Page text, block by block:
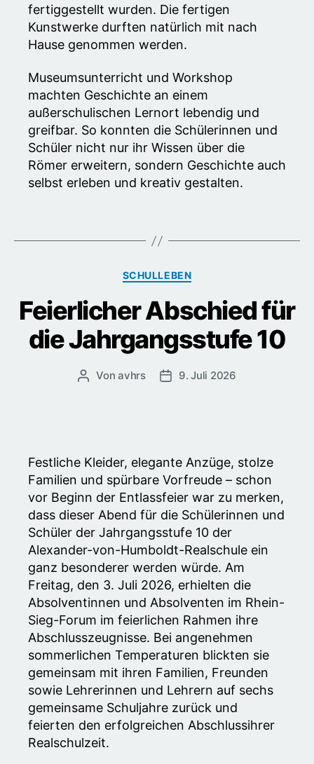
fertiggestellt wurden. Die fertigen
Kunstwerke durften natürlich mit nach
Hause genommen werden.
Museumsunterricht und Workshop
machten Geschichte an einem
außerschulischen Lernort lebendig und
greifbar. So konnten die Schülerinnen und
Schüler nicht nur ihr Wissen über die
Römer erweitern, sondern Geschichte auch
selbst erleben und kreativ gestalten.
Kategorien
SCHULLEBEN
Feierlicher Abschied für
die Jahrgangsstufe 10
Beitragsautor
Vonavhrs Veröffentlichungsdatum
9. Juli 2026
Festliche Kleider, elegante Anzüge, stolze
Familien und spürbare Vorfreude – schon
vor Beginn der Entlassfeier war zu merken,
dass dieser Abend für die Schülerinnen und
Schüler der Jahrgangsstufe 10 der
Alexander-von-Humboldt-Realschule ein
ganz besonderer werden würde. Am
Freitag, den 3. Juli 2026, erhielten die
Absolventinnen und Absolventen im Rhein-
Sieg-Forum im feierlichen Rahmen ihre
Abschlusszeugnisse. Bei angenehmen
sommerlichen Temperaturen blickten sie
gemeinsam mit ihren Familien, Freunden
sowie Lehrerinnen und Lehrern auf sechs
gemeinsame Schuljahre zurück und
feierten den erfolgreichen Abschlussihrer
Realschulzeit.